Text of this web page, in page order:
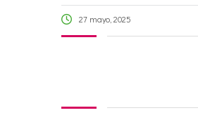
27 mayo, 2025